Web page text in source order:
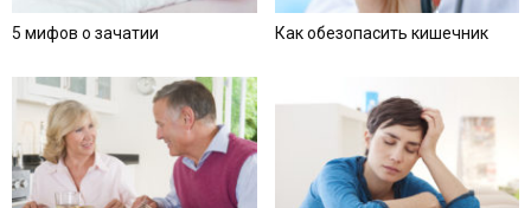
5 мифов о зачатии Как обезопасить кишечник